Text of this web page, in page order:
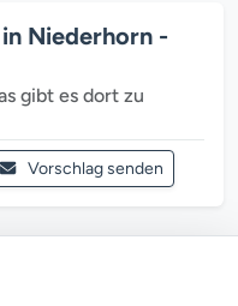
Niederhorn -
gibt es dort zu
Vorschlag senden